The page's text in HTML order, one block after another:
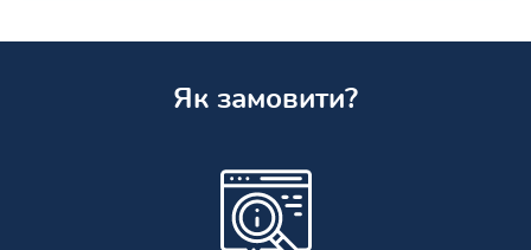
Як замовити?